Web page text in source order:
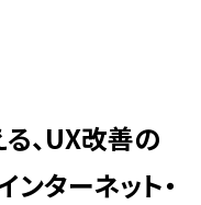
、UX改善の
ターネット・